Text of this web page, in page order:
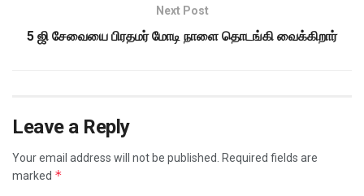
Next Post
5 ஜி சேவையை பிரதமர் மோடி நாளை தொடங்கி வைக்கிறார்
Leave a Reply
Your email address will not be published.
Required fields are
marked *